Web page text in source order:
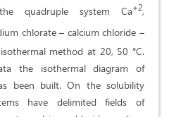
quadruple system Ca+2,
chlorate – calcium chloride –
method at 20, 50 °С.
the isothermal diagram of
been built. On the solubility
have delimited fields of